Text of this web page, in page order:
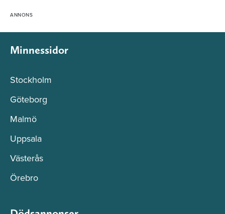
Minnessidor
Stockholm
Göteborg
Malmö
Uppsala
Västerås
Örebro